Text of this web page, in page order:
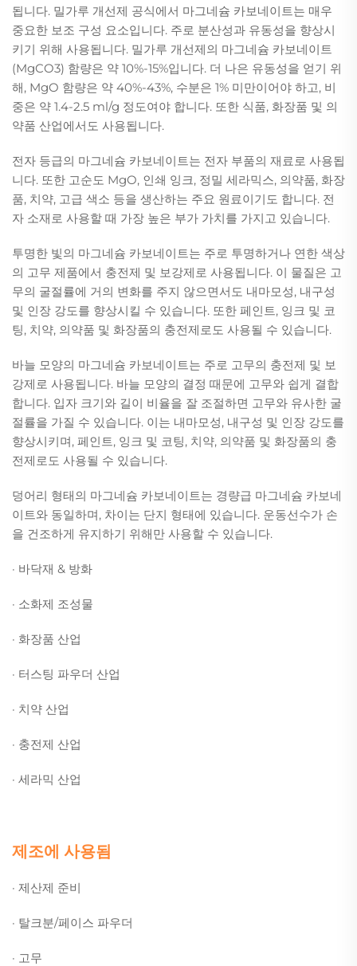
됩니다. 밀가루 개선제 공식에서 마그네슘 카보네이트는 매우
중요한 보조 구성 요소입니다. 주로 분산성과 유동성을 향상시
키기 위해 사용됩니다. 밀가루 개선제의 마그네슘 카보네이트
(MgCO3) 함량은 약 10%-15%입니다. 더 나은 유동성을 얻기 위
해, MgO 함량은 약 40%-43%, 수분은 1% 미만이어야 하고, 비
중은 약 1.4-2.5 ml/g 정도여야 합니다. 또한 식품, 화장품 및 의
약품 산업에서도 사용됩니다.
전자 등급의 마그네슘 카보네이트는 전자 부품의 재료로 사용됩
니다. 또한 고순도 MgO, 인쇄 잉크, 정밀 세라믹스, 의약품, 화장
품, 치약, 고급 색소 등을 생산하는 주요 원료이기도 합니다. 전
자 소재로 사용할 때 가장 높은 부가 가치를 가지고 있습니다.
투명한 빛의 마그네슘 카보네이트는 주로 투명하거나 연한 색상
의 고무 제품에서 충전제 및 보강제로 사용됩니다. 이 물질은 고
무의 굴절률에 거의 변화를 주지 않으면서도 내마모성, 내구성
및 인장 강도를 향상시킬 수 있습니다. 또한 페인트, 잉크 및 코
팅, 치약, 의약품 및 화장품의 충전제로도 사용될 수 있습니다.
바늘 모양의 마그네슘 카보네이트는 주로 고무의 충전제 및 보
강제로 사용됩니다. 바늘 모양의 결정 때문에 고무와 쉽게 결합
합니다. 입자 크기와 길이 비율을 잘 조절하면 고무와 유사한 굴
절률을 가질 수 있습니다. 이는 내마모성, 내구성 및 인장 강도를
향상시키며, 페인트, 잉크 및 코팅, 치약, 의약품 및 화장품의 충
전제로도 사용될 수 있습니다.
덩어리 형태의 마그네슘 카보네이트는 경량급 마그네슘 카보네
이트와 동일하며, 차이는 단지 형태에 있습니다. 운동선수가 손
을 건조하게 유지하기 위해만 사용할 수 있습니다.
· 바닥재 & 방화
· 소화제 조성물
· 화장품 산업
· 터스팅 파우더 산업
· 치약 산업
· 충전제 산업
· 세라믹 산업
제조에 사용됨
· 제산제 준비
· 탈크분/페이스 파우더
· 고무